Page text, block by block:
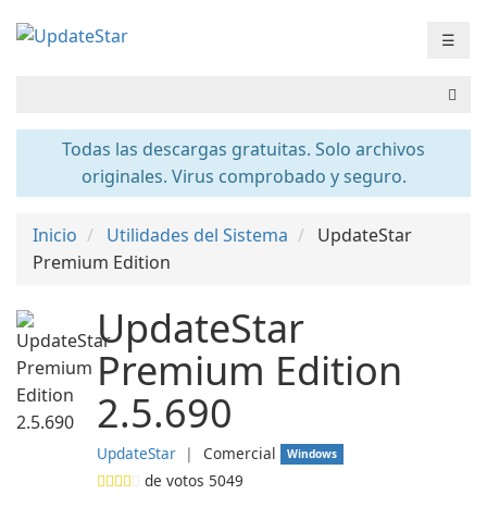
☰
Todas las descargas gratuitas. Solo archivos
originales. Virus comprobado y seguro.
Inicio Utilidades del Sistema
UpdateStar
Premium Edition
UpdateStar
Premium Edition
2.5.690
UpdateStar ❘ Comercial Windows
de votos 5049